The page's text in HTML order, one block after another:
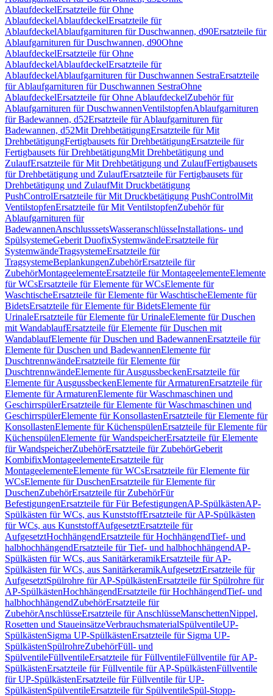
AblaufdeckelErsatzteile für Ohne
AblaufdeckelAblaufdeckelErsatzteile für
AblaufdeckelAblaufgarnituren für Duschwannen, d90Ersatzteile für
Ablaufgarnituren für Duschwannen, d90Ohne
AblaufdeckelErsatzteile für Ohne
AblaufdeckelAblaufdeckelErsatzteile für
AblaufdeckelAblaufgarnituren für Duschwannen SestraErsatzteile
für Ablaufgarnituren für Duschwannen SestraOhne
AblaufdeckelErsatzteile für Ohne AblaufdeckelZubehör für
Ablaufgarnituren für DuschwannenVentilstopfenAblaufgarnituren
für Badewannen, d52Ersatzteile für Ablaufgarnituren für
Badewannen, d52Mit DrehbetätigungErsatzteile für Mit
DrehbetätigungFertigbausets für DrehbetätigungErsatzteile für
Fertigbausets für DrehbetätigungMit Drehbetätigung und
ZulaufErsatzteile für Mit Drehbetätigung und ZulaufFertigbausets
für Drehbetätigung und ZulaufErsatzteile für Fertigbausets für
Drehbetätigung und ZulaufMit Druckbetätigung
PushControlErsatzteile für Mit Druckbetätigung PushControlMit
VentilstopfenErsatzteile für Mit VentilstopfenZubehör für
Ablaufgarnituren für
BadewannenAnschlusssetsWasseranschlüsseInstallations- und
SpülsystemeGeberit DuofixSystemwändeErsatzteile für
SystemwändeTragsystemeErsatzteile für
TragsystemeBeplankungenZubehörErsatzteile für
ZubehörMontageelementeErsatzteile für MontageelementeElemente
für WCsErsatzteile für Elemente für WCsElemente für
WaschtischeErsatzteile für Elemente für WaschtischeElemente für
BidetsErsatzteile für Elemente für BidetsElemente für
UrinaleErsatzteile für Elemente für UrinaleElemente für Duschen
mit WandablaufErsatzteile für Elemente für Duschen mit
WandablaufElemente für Duschen und BadewannenErsatzteile für
Elemente für Duschen und BadewannenElemente für
DuschtrennwändeErsatzteile für Elemente für
DuschtrennwändeElemente für AusgussbeckenErsatzteile für
Elemente für AusgussbeckenElemente für ArmaturenErsatzteile für
Elemente für ArmaturenElemente für Waschmaschinen und
GeschirrspülerErsatzteile für Elemente für Waschmaschinen und
GeschirrspülerElemente für KonsollastenErsatzteile für Elemente für
KonsollastenElemente für KüchenspülenErsatzteile für Elemente für
KüchenspülenElemente für WandspeicherErsatzteile für Elemente
für WandspeicherZubehörErsatzteile für ZubehörGeberit
KombifixMontageelementeErsatzteile für
MontageelementeElemente für WCsErsatzteile für Elemente für
WCsElemente für DuschenErsatzteile für Elemente für
DuschenZubehörErsatzteile für ZubehörFür
BefestigungenErsatzteile für Für BefestigungenAP-SpülkästenAP-
Spülkästen für WCs, aus KunststoffErsatzteile für AP-Spülkästen
für WCs, aus KunststoffAufgesetztErsatzteile für
AufgesetztHochhängendErsatzteile für HochhängendTief- und
halbhochhängendErsatzteile für Tief- und halbhochhängendAP-
Spülkästen für WCs, aus SanitärkeramikErsatzteile für AP-
Spülkästen für WCs, aus SanitärkeramikAufgesetztErsatzteile für
AufgesetztSpülrohre für AP-SpülkästenErsatzteile für Spülrohre für
AP-SpülkästenHochhängendErsatzteile für HochhängendTief- und
halbhochhängendZubehörErsatzteile für
ZubehörAnschlüsseErsatzteile für AnschlüsseManschettenNippel,
Rosetten und StaueinsätzeVerbrauchsmaterialSpülventileUP-
SpülkästenSigma UP-SpülkästenErsatzteile für Sigma UP-
SpülkästenSpülrohreZubehörFüll- und
SpülventileFüllventileErsatzteile für FüllventileFüllventile für AP-
SpülkästenErsatzteile für Füllventile für AP-SpülkästenFüllventile
für UP-SpülkästenErsatzteile für Füllventile für UP-
SpülkästenSpülventileErsatzteile für SpülventileSpül-Stopp-